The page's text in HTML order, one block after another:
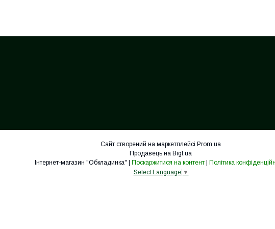
Сайт створений на маркетплейсі Prom.ua
Продавець на Bigl.ua
Поскаржитися на контент
Політика
Select Language ▼